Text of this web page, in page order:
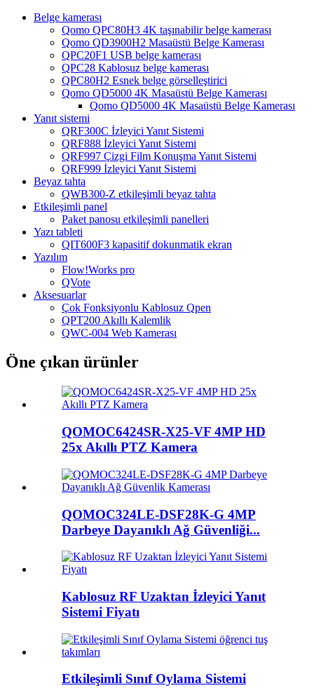
Belge kamerası
Qomo QPC80H3 4K taşınabilir belge kamerası
Qomo QD3900H2 Masaüstü Belge Kamerası
QPC20F1 USB belge kamerası
QPC28 Kablosuz belge kamerası
QPC80H2 Esnek belge görselleştirici
Qomo QD5000 4K Masaüstü Belge Kamerası
Qomo QD5000 4K Masaüstü Belge Kamerası
Yanıt sistemi
QRF300C İzleyici Yanıt Sistemi
QRF888 İzleyici Yanıt Sistemi
QRF997 Çizgi Film Konuşma Yanıt Sistemi
QRF999 İzleyici Yanıt Sistemi
Beyaz tahta
QWB300-Z etkileşimli beyaz tahta
Etkileşimli panel
Paket panosu etkileşimli panelleri
Yazı tableti
QIT600F3 kapasitif dokunmatik ekran
Yazılım
Flow!Works pro
QVote
Aksesuarlar
Çok Fonksiyonlu Kablosuz Qpen
QPT200 Akıllı Kalemlik
QWC-004 Web Kamerası
Öne çıkan ürünler
QOMOC6424SR-X25-VF 4MP HD
25x Akıllı PTZ Kamera
QOMOC324LE-DSF28K-G 4MP
Darbeye Dayanıklı Ağ Güvenliği...
Kablosuz RF Uzaktan İzleyici Yanıt
Sistemi Fiyatı
Etkileşimli Sınıf Oylama Sistemi